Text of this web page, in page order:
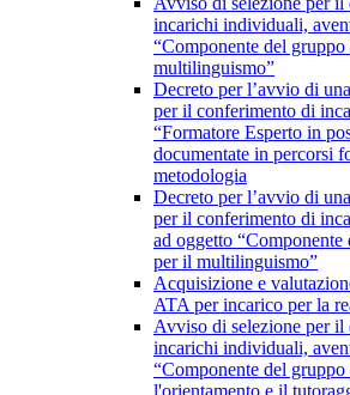
incarichi individuali,
“Componente del
multilinguismo”
Decreto per l’avvio di
per il conferimento di
“Formatore Esperto in
documentate in percorsi
metodologia
Decreto per l’avvio di
per il conferimento di
ad oggetto
per il multilinguismo”
Acquisizione e
ATA per incarico per la
Avviso di selezione per il
incarichi individuali,
“Componente del